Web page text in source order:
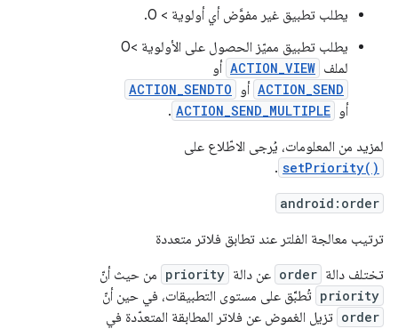
يطلب تطبيق غير مفوَّض أي أولوية > 0.
يطلب تطبيق مميّز الحصول على الأولوية >0
لملف ‎ ACTION_VIEW أو
ACTION_SEND أو ‎ ACTION_SENDTO
أو ‎ ACTION_SEND_MULTIPLE
.
لمزيد من المعلومات، يُرجى الاطّلاع على
setPriority()
.
android:order
ترتيب معالجة الفلتر عند تطابق فلاتر متعددة
تختلف دالة order عن دالة priority من حيث أنّ
priority تُطبَّق على مستوى التطبيقات، في حين أنّ
order تزيل الغموض عن فلاتر المطابقة المتعدّدة في